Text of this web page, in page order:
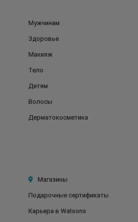
Мужчинам
Здоровье
Макияж
Тело
Детям
Волосы
Дерматокосметика
Магазины
Подарочные сертификаты
Карьера в Watsons